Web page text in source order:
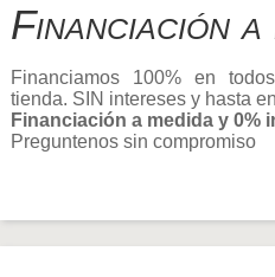
Financiación a
Financiamos 100% en
tienda. SIN intereses y hasta
Financiación a medida y 0%
Preguntenos sin compromiso